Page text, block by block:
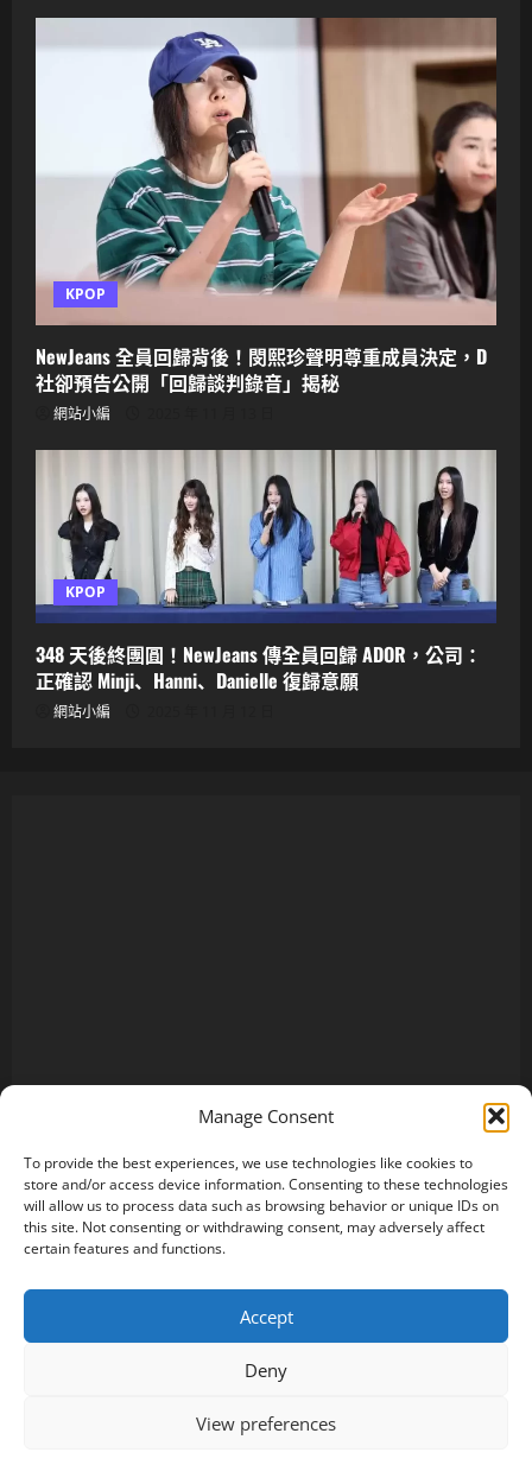
Manage Consent
To provide the best experiences, we use technologies like cookies to
store and/or access device information. Consenting to these technologies
will allow us to process data such as browsing behavior or unique IDs on
this site. Not consenting or withdrawing consent, may adversely affect
certain features and functions.
Accept
Deny
View preferences
KPOP
NewJeans 全員回歸背後！閔熙珍聲明尊重成員決定，D
社卻預告公開「回歸談判錄音」揭秘
網站小編
KPOP
348 天後終團圓！NewJeans 傳全員回歸 ADOR，公司：
正確認 Minji、Hanni、Danielle 復歸意願
網站小編
Copyright © All rights reserved.|